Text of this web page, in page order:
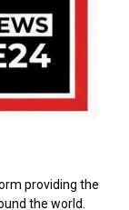
providing the
the world.